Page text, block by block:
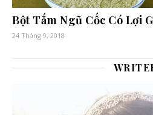
Bột Tắm Ngũ Cốc Có Lợi
24 Tháng 9, 2018